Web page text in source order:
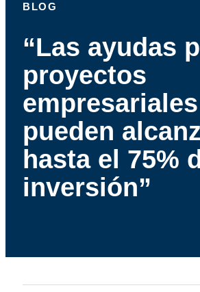
BLOG
“Las ayudas
proyectos
empresariales
pueden
hasta el 75%
inversión”